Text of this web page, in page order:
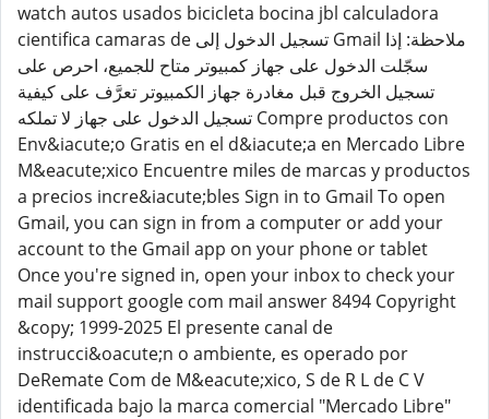
watch autos usados bicicleta bocina jbl calculadora
cientifica camaras de تسجيل الدخول إلى Gmail ملاحظة: إذا
سجّلت الدخول على جهاز كمبيوتر متاح للجميع، احرص على
تسجيل الخروج قبل مغادرة جهاز الكمبيوتر تعرَّف على كيفية
تسجيل الدخول على جهاز لا تملكه Compre productos con
Env&iacute;o Gratis en el d&iacute;a en Mercado Libre
M&eacute;xico Encuentre miles de marcas y productos
a precios incre&iacute;bles Sign in to Gmail To open
Gmail, you can sign in from a computer or add your
account to the Gmail app on your phone or tablet
Once you're signed in, open your inbox to check your
mail support google com mail answer 8494 Copyright
&copy; 1999-2025 El presente canal de
instrucci&oacute;n o ambiente, es operado por
DeRemate Com de M&eacute;xico, S de R L de C V
identificada bajo la marca comercial "Mercado Libre"